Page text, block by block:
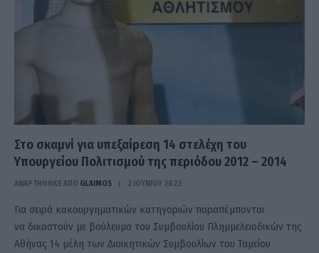
Στο σκαμνί για υπεξαίρεση 14 στελέχη του
Υπουργείου Πολιτισμού της περιόδου 2012 – 2014
ΑΝΑΡΤΗΘΗΚΕ ΑΠΟ GLAIMOS 2 ΙΟΥΝΊΟΥ 2022
Για σειρά κακουργηματικών κατηγοριών παραπέμπονται
να δικαστούν με βούλευμα του Συμβουλίου Πλημμελειοδικών της
Αθήνας 14 μέλη των Διοικητικών Συμβουλίων του Ταμείου